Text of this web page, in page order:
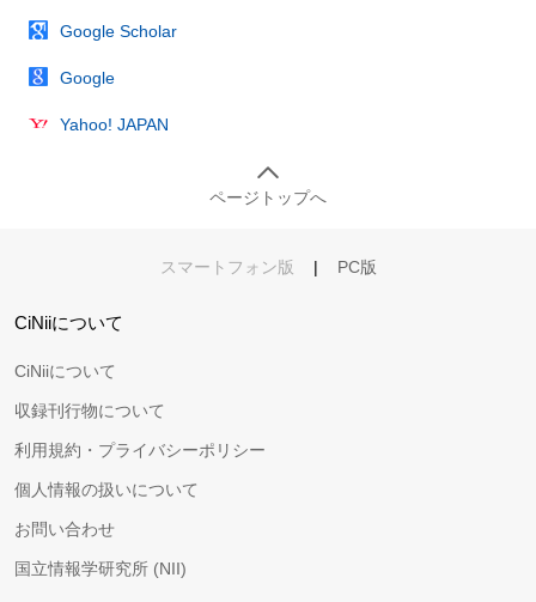
Google Scholar
Google
Yahoo! JAPAN
ページトップへ
スマートフォン版 | PC版
CiNiiについて
CiNiiについて
収録刊行物について
利用規約・プライバシーポリシー
個人情報の扱いについて
お問い合わせ
国立情報学研究所 (NII)